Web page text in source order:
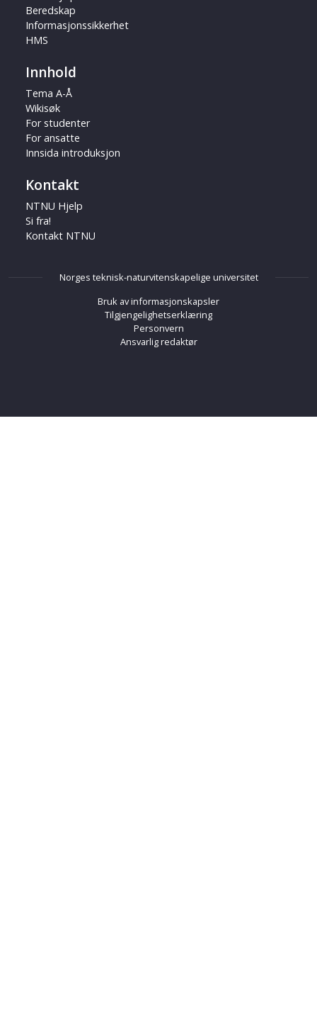
Beredskap
Informasjonssikkerhet
HMS
Innhold
Tema A-Å
Wikisøk
For studenter
For ansatte
Innsida introduksjon
Kontakt
NTNU Hjelp
Si fra!
Kontakt NTNU
Norges teknisk-naturvitenskapelige universitet
Bruk av informasjonskapsler
Tilgjengelighetserklæring
Personvern
Ansvarlig redaktør